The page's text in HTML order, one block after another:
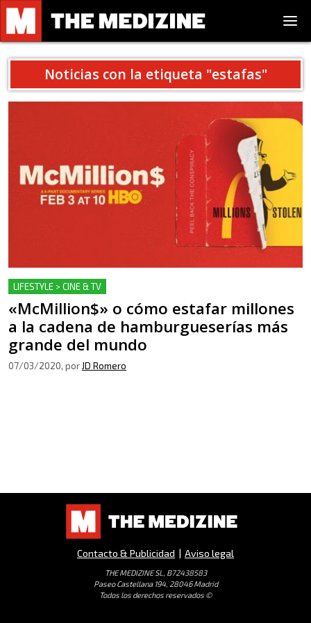
Noticias con la etiqueta "estafas"
LIFESTYLE > CINE & TV
«McMillion$» o cómo estafar millones
a la cadena de hamburgueserías más
grande del mundo
07/03/2020, por JD Romero
Contacto & Publicidad | Aviso legal
THE MEDIZINE SL, B72438583
Paseo Castellana 194, 28046 Madrid
Todos los derechos reservados ©